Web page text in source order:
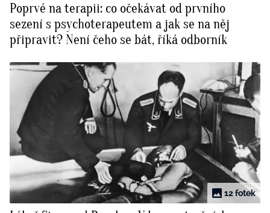
Poprvé na terapii: co očekávat od prvního
sezení s psychoterapeutem a jak se na něj
připravit? Není čeho se bát, říká odborník
12 fotek